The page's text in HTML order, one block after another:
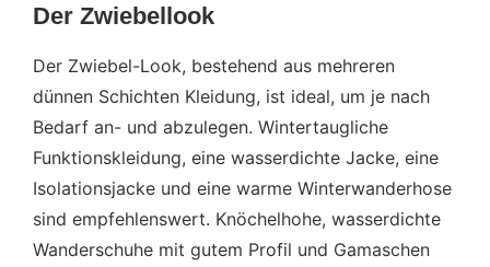
Der Zwiebellook
Der Zwiebel-Look, bestehend aus mehreren
dünnen Schichten Kleidung, ist ideal, um je nach
Bedarf an- und abzulegen. Wintertaugliche
Funktionskleidung, eine wasserdichte Jacke, eine
Isolationsjacke und eine warme Winterwanderhose
sind empfehlenswert. Knöchelhohe, wasserdichte
Wanderschuhe mit gutem Profil und Gamaschen